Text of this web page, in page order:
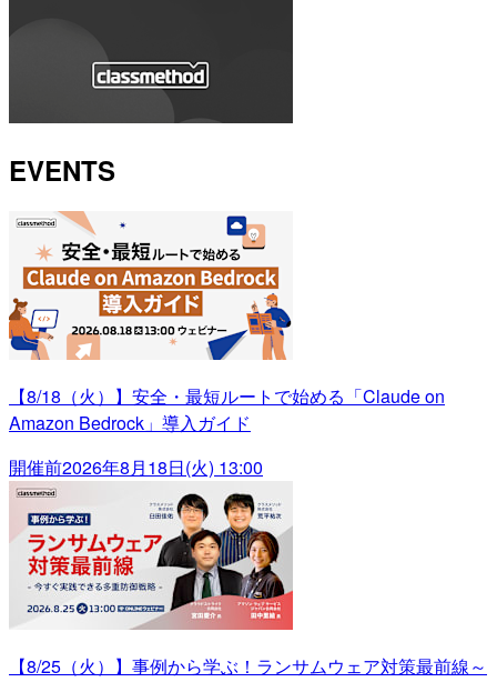
EVENTS
【8/18（火）】安全・最短ルートで始める「Claude on
Amazon Bedrock」導入ガイド
開催前2026年8月18日(火) 13:00
【8/25（火）】事例から学ぶ！ランサムウェア対策最前線～